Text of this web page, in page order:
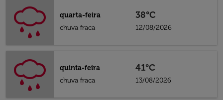
quarta-feira
chuva fraca
38°C
12/08/2026
quinta-feira
chuva fraca
41°C
13/08/2026